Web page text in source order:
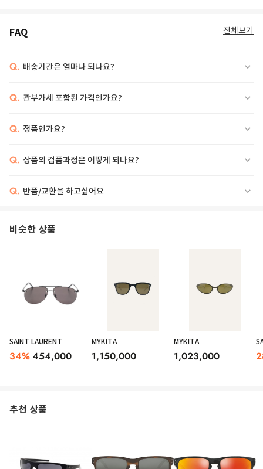
FAQ 전체보기
Q. 배송기간은 얼마나 되나요?
Q. 관부가세 포함된 가격인가요?
Q. 정품인가요?
Q. 상품의 검품과정은 어떻게 되나요?
Q. 반품/교환을 하고싶어요
비슷한 상품
SAINT LAURENT
34%454,000
MYKITA
1,150,000
MYKITA
1,023,000
추천 상품